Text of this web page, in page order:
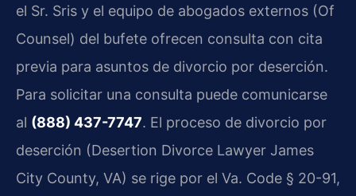
el Sr. Sris y el equipo de abogados externos (Of
Counsel) del bufete ofrecen consulta con cita
previa para asuntos de divorcio por deserción.
Para solicitar una consulta puede comunicarse
al (888) 437-7747. El proceso de divorcio por
deserción (Desertion Divorce Lawyer James
City County, VA) se rige por el Va. Code § 20-91,